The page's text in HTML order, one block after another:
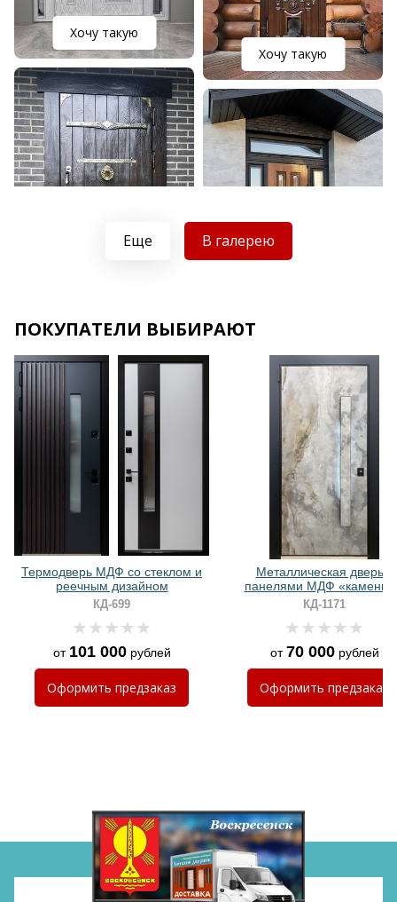
Хочу такую
Хочу такую
Хочу такую
Хочу такую
Хочу такую
Еще В галерею
ПОКУПАТЕЛИ ВЫБИРАЮТ
Термодверь МДФ со стеклом и
реечным дизайном
КД-699
от 101 000рублей
Оформить предзаказ
Металлическая дверь с
панелями МДФ «камень»
бугельной ручкой с LED-
подсветкой
КД-1171
от70 000рублей
Оформить предзаказ